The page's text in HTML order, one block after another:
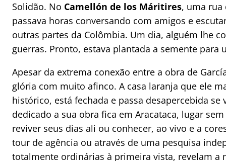
Solidão. No Camellón de los Máritires, uma rua
passava horas conversando com amigos e
outras partes da Colômbia. Um dia, alguém lhe
guerras. Pronto, estava plantada a semente para
Apesar da extrema conexão entre a obra de
glória com muito afinco. A casa laranja que ele
histórico, está fechada e passa desapercebida
dedicado a sua obra fica em Aracataca, lugar
reviver seus dias ali ou conhecer, ao vivo e a
tour de agência ou através de uma pesquisa
totalmente ordinárias à primeira vista, revelam a